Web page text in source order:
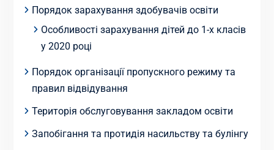
Порядок зарахування здобувачів освіти
Особливості зарахування дітей до 1-х класів
у 2020 році
Порядок організації пропускного режиму та
правил відвідування
Територія обслуговування закладом освіти
Запобігання та протидія насильству та булінгу